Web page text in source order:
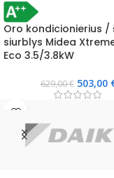
Oro kondicionierius /
siurblys Midea
Eco 3.5/3.8kW
629,00€ 503,00